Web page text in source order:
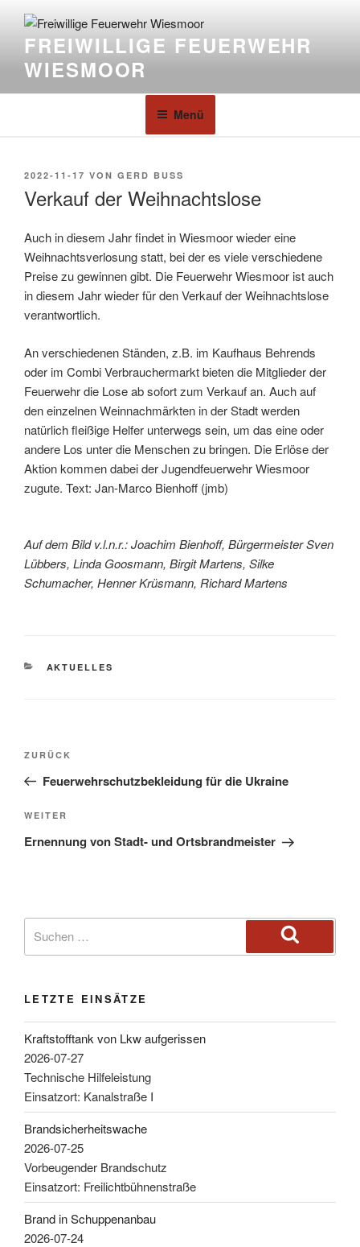
FREIWILLIGE FEUERWEHR
WIESMOOR
Menü
2022-11-17 VON GERD BUSS
Verkauf der Weihnachtslose
Auch in diesem Jahr findet in Wiesmoor wieder eine
Weihnachtsverlosung statt, bei der es viele verschiedene
Preise zu gewinnen gibt. Die Feuerwehr Wiesmoor ist auch
in diesem Jahr wieder für den Verkauf der Weihnachtslose
verantwortlich.
An verschiedenen Ständen, z.B. im Kaufhaus Behrends
oder im Combi Verbrauchermarkt bieten die Mitglieder der
Feuerwehr die Lose ab sofort zum Verkauf an. Auch auf
den einzelnen Weinnachmärkten in der Stadt werden
natürlich fleißige Helfer unterwegs sein, um das eine oder
andere Los unter die Menschen zu bringen. Die Erlöse der
Aktion kommen dabei der Jugendfeuerwehr Wiesmoor
zugute. Text: Jan-Marco Bienhoff (jmb)
Auf dem Bild v.l.n.r.: Joachim Bienhoff, Bürgermeister Sven
Lübbers, Linda Goosmann, Birgit Martens, Silke
Schumacher, Henner Krüsmann, Richard Martens
AKTUELLES
ZURÜCK
Feuerwehrschutzbekleidung für die Ukraine
WEITER
Ernennung von Stadt- und Ortsbrandmeister
LETZTE EINSÄTZE
Kraftstofftank von Lkw aufgerissen
2026-07-27
Technische Hilfeleistung
Einsatzort: Kanalstraße I
Brandsicherheitswache
2026-07-25
Vorbeugender Brandschutz
Einsatzort: Freilichtbühnenstraße
Brand in Schuppenanbau
2026-07-24